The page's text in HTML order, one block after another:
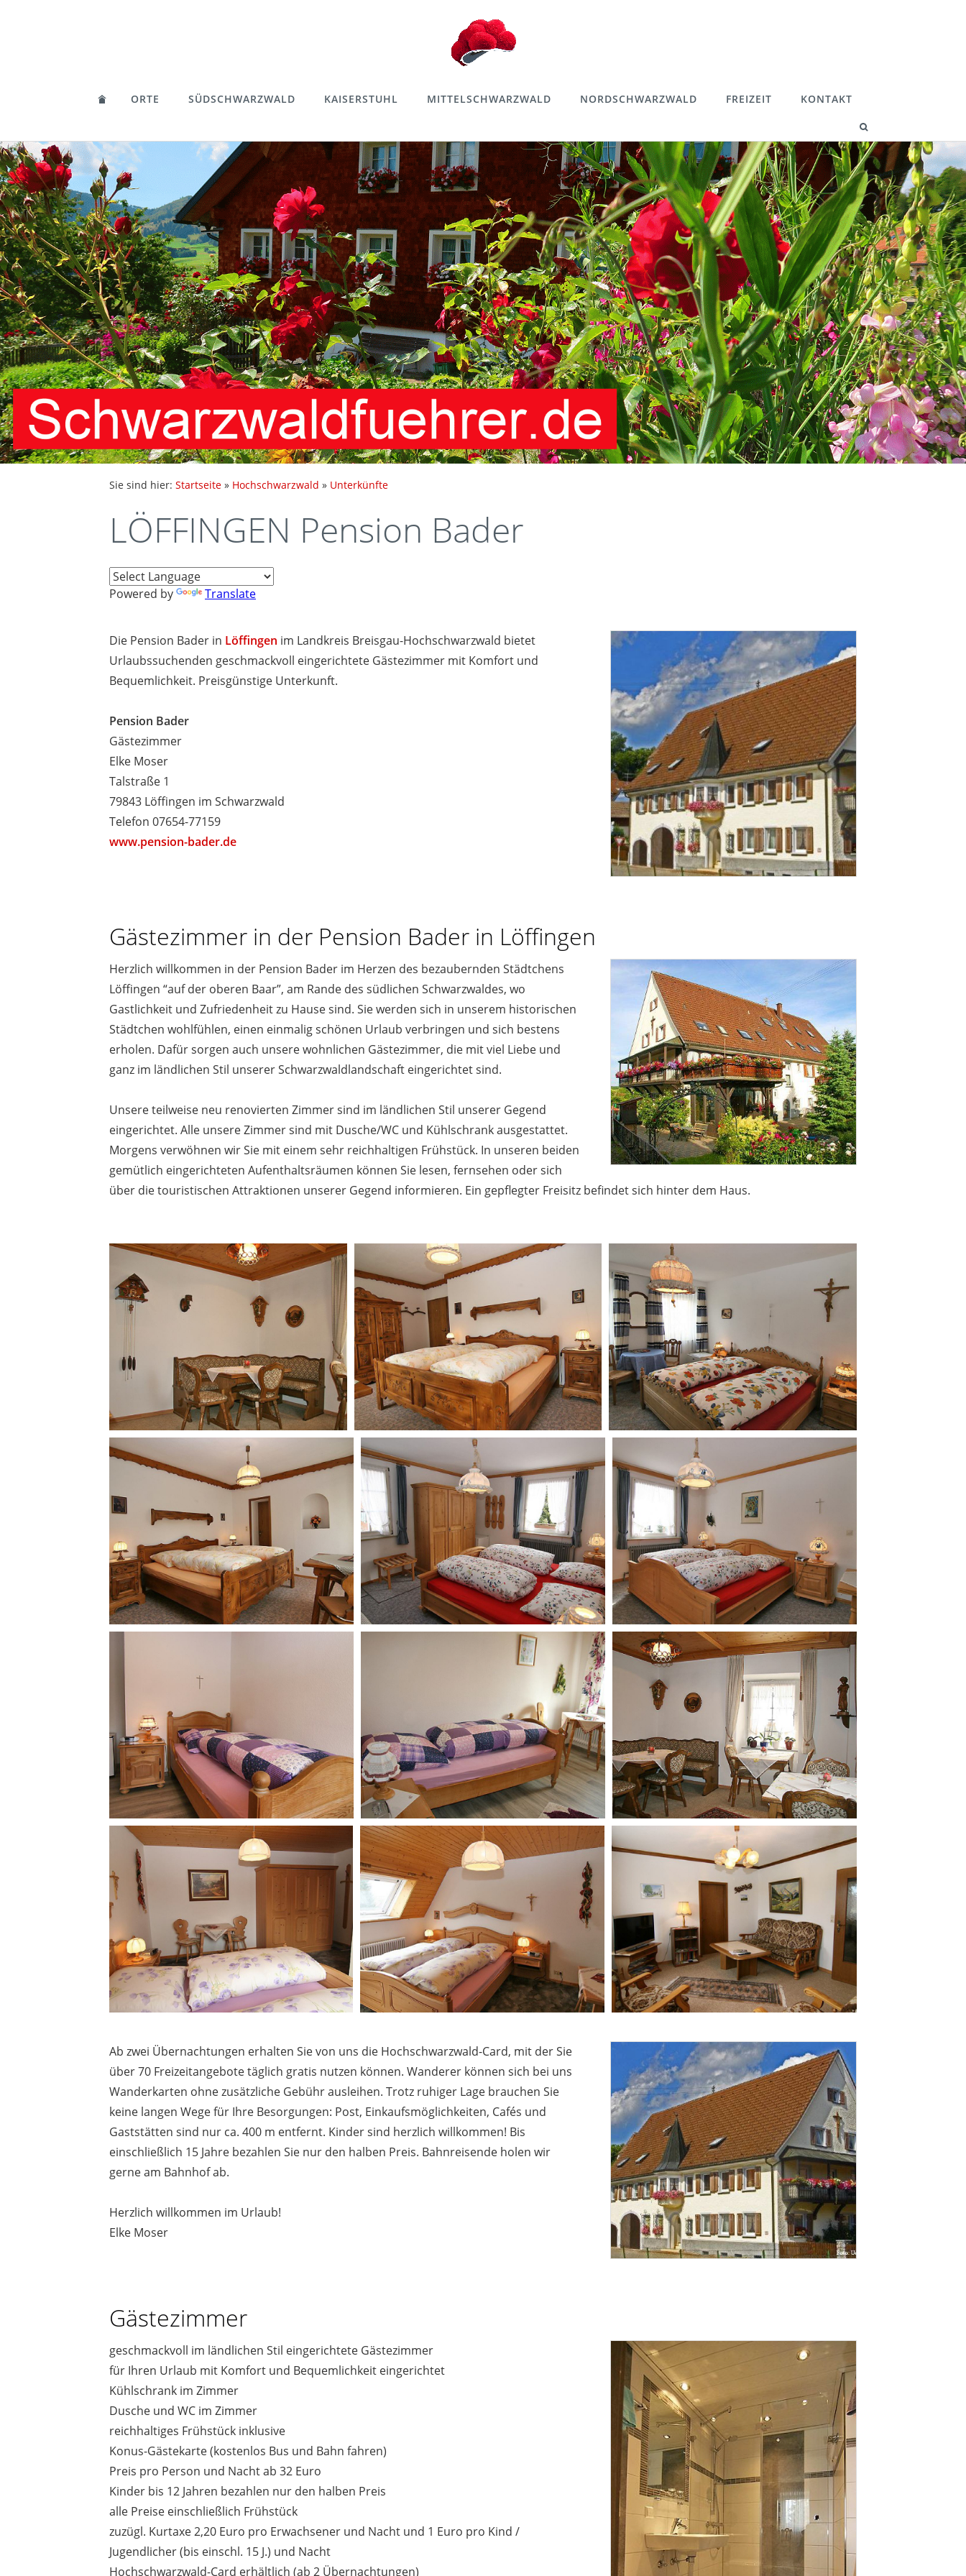
ORTE SÜDSCHWARZWALD KAISERSTUHL MITTELSCHWARZWALD NORDSCHWARZWALD FREIZEIT KONTAKT
Sie sind hier: Startseite » Hochschwarzwald » Unterkünfte
LÖFFINGEN Pension Bader
Powered by Translate
Die Pension Bader in Löffingen im Landkreis Breisgau-Hochschwarzwald bietet
Urlaubssuchenden geschmackvoll eingerichtete Gästezimmer mit Komfort und
Bequemlichkeit. Preisgünstige Unterkunft.
Pension Bader
Gästezimmer
Elke Moser
Talstraße 1
79843 Löffingen im Schwarzwald
Telefon 07654-77159
www.pension-bader.de
Gästezimmer in der Pension Bader in Löffingen
Herzlich willkommen in der Pension Bader im Herzen des bezaubernden Städtchens
Löffingen “auf der oberen Baar”, am Rande des südlichen Schwarzwaldes, wo
Gastlichkeit und Zufriedenheit zu Hause sind. Sie werden sich in unserem historischen
Städtchen wohlfühlen, einen einmalig schönen Urlaub verbringen und sich bestens
erholen. Dafür sorgen auch unsere wohnlichen Gästezimmer, die mit viel Liebe und
ganz im ländlichen Stil unserer Schwarzwaldlandschaft eingerichtet sind.
Unsere teilweise neu renovierten Zimmer sind im ländlichen Stil unserer Gegend
eingerichtet. Alle unsere Zimmer sind mit Dusche/WC und Kühlschrank ausgestattet.
Morgens verwöhnen wir Sie mit einem sehr reichhaltigen Frühstück. In unseren beiden
gemütlich eingerichteten Aufenthaltsräumen können Sie lesen, fernsehen oder sich
über die touristischen Attraktionen unserer Gegend informieren. Ein gepflegter Freisitz befindet sich hinter dem Haus.
Ab zwei Übernachtungen erhalten Sie von uns die Hochschwarzwald-Card, mit der Sie
über 70 Freizeitangebote täglich gratis nutzen können. Wanderer können sich bei uns
Wanderkarten ohne zusätzliche Gebühr ausleihen. Trotz ruhiger Lage brauchen Sie
keine langen Wege für Ihre Besorgungen: Post, Einkaufsmöglichkeiten, Cafés und
Gaststätten sind nur ca. 400 m entfernt. Kinder sind herzlich willkommen! Bis
einschließlich 15 Jahre bezahlen Sie nur den halben Preis. Bahnreisende holen wir
gerne am Bahnhof ab.
Herzlich willkommen im Urlaub!
Elke Moser
Gästezimmer
geschmackvoll im ländlichen Stil eingerichtete Gästezimmer
für Ihren Urlaub mit Komfort und Bequemlichkeit eingerichtet
Kühlschrank im Zimmer
Dusche und WC im Zimmer
reichhaltiges Frühstück inklusive
Konus-Gästekarte (kostenlos Bus und Bahn fahren)
Preis pro Person und Nacht ab 32 Euro
Kinder bis 12 Jahren bezahlen nur den halben Preis
alle Preise einschließlich Frühstück
zuzügl. Kurtaxe 2,20 Euro pro Erwachsener und Nacht und 1 Euro pro Kind /
Jugendlicher (bis einschl. 15 J.) und Nacht
Hochschwarzwald-Card erhältlich (ab 2 Übernachtungen)